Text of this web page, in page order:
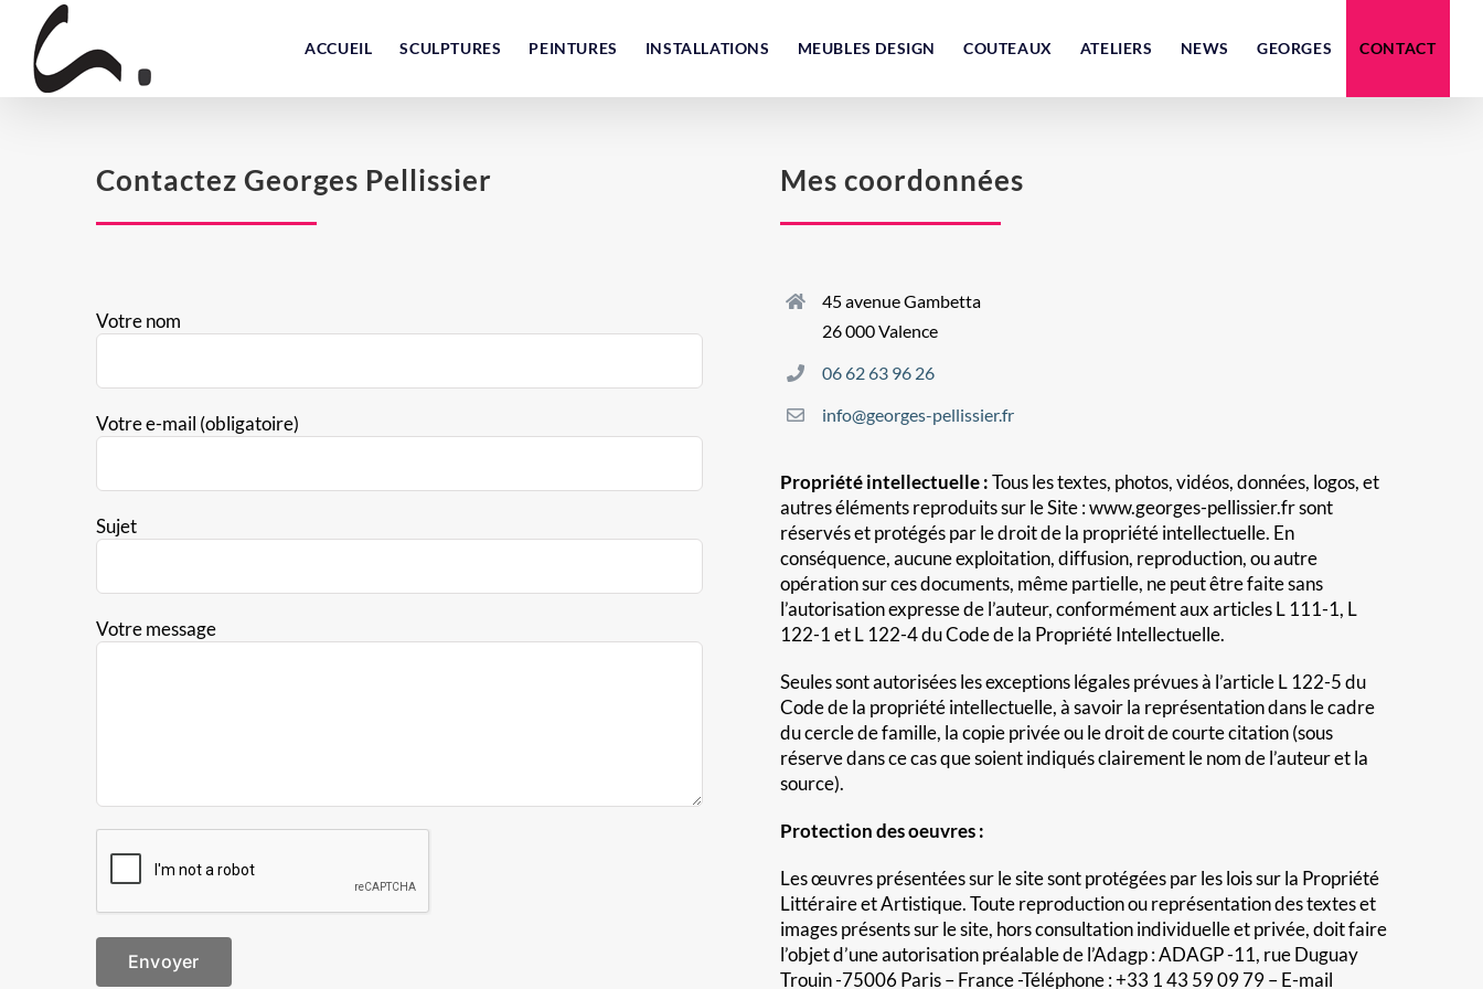
content
ACCUEIL SCULPTURES PEINTURES INSTALLATIONS MEUBLES DESIGN COUTEAUX ATELIERS NEWS GEORGES CONTACT
Contactez Georges Pellissier
Votre nom
Votre e-mail (obligatoire)
Sujet
Votre message
Mes coordonnées
45 avenue Gambetta
26 000 Valence
06 62 63 96 26
info@georges-pellissier.fr
Propriété intellectuelle :Tous les textes, photos, vidéos, données, logos, et
autres éléments reproduits sur le Site : www.georges-pellissier.fr sont
réservés et protégés par le droit de la propriété intellectuelle. En
conséquence, aucune exploitation, diffusion, reproduction, ou autre
opération sur ces documents, même partielle, ne peut être faite sans
l’autorisation expresse de l’auteur, conformément aux articles L 111-1, L
122-1 et L 122-4 du Code de la Propriété Intellectuelle.
Seules sont autorisées les exceptions légales prévues à l’article L 122-5 du
Code de la propriété intellectuelle, à savoir la représentation dans le cadre
du cercle de famille, la copie privée ou le droit de courte citation (sous
réserve dans ce cas que soient indiqués clairement le nom de l’auteur et la
source).
Protection des oeuvres :
Les œuvres présentées sur le site sont protégées par les lois sur la Propriété
Littéraire et Artistique. Toute reproduction ou représentation des textes et
images présents sur le site, hors consultation individuelle et privée, doit faire
l’objet d’une autorisation préalable de l’Adagp : ADAGP -11, rue Duguay
Trouin -75006 Paris – France -Téléphone : +33 1 43 59 09 79 – E-mail